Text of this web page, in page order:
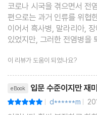
코로나 시국을 겪으면서 전
편으로는 과거 인류를 위협
이어서 흑사병, 말라리아,
있었지만, 그러한 전염병을
이 책이 그러한 관심을 충
료제 개발과정을 과학자를
이 리뷰가 도움이 되었나요?
eBook 입문 수준이지만 재
| d******m |